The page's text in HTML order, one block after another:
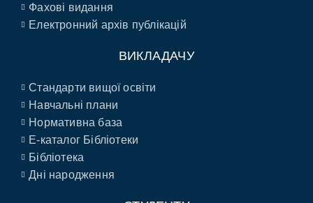
Фахові видання
Електронний архів публікацій
ВИКЛАДАЧУ
Стандарти вищої освіти
Навчальні плани
Нормативна база
E-каталог Бібліотеки
Бібліотека
Дні народження